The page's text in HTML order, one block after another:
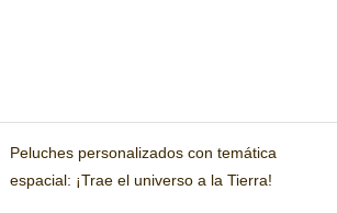
Peluches personalizados con temática
espacial: ¡Trae el universo a la Tierra!